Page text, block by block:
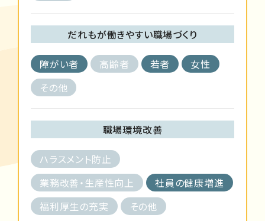
だれもが働きやすい職場づくり
障がい者 高齢者 若者
女性
その他
職場環境改善
ハラスメント防止
業務改善・生産性向上
社員の健康増進
福利厚生の充実
その他